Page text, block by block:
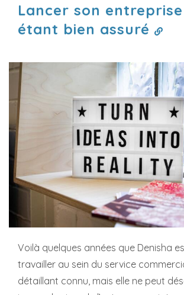
Lancer son
étant bien assuré
Voilà quelques années que Denisha
travailler au sein du service
détaillant connu, mais elle ne peut